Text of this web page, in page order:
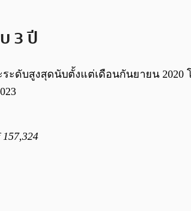
3 ปี
ะระดับสูงสุดนับตั้งแต่เดือนกันยายน